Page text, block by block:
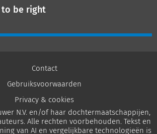
to be right
Contact
Gebruiksvoorwaarden
Privacy & cookies
N.V. en/of haar dochtermaatschappijen,
Alle rechten voorbehouden. Tekst en
van AI en vergelijkbare technologieën is